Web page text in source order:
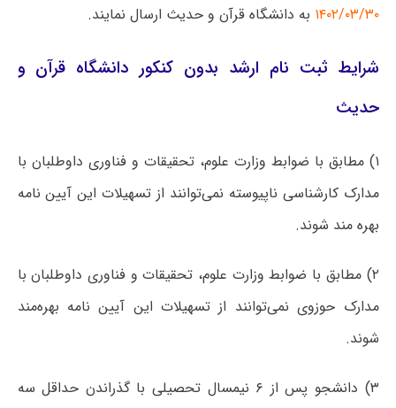
۱۴۰۲/۰۳/۳۰ به دانشگاه قرآن و حدیث ارسال نمایند.
شرایط ثبت نام ارشد بدون کنکور دانشگاه قرآن و
حدیث
۱) مطابق با ضوابط وزارت علوم، تحقیقات و فناوری داوطلبان با
مدارک کارشناسی ناپیوسته نمی‌توانند از تسهیلات این آیین نامه
بهره مند شوند.
۲) مطابق با ضوابط وزارت علوم، تحقیقات و فناوری داوطلبان با
مدارک حوزوی نمی‌توانند از تسهیلات این آیین نامه بهره‌مند
شوند.
۳) دانشجو پس از ۶ نیمسال تحصیلی با گذراندن حداقل سه